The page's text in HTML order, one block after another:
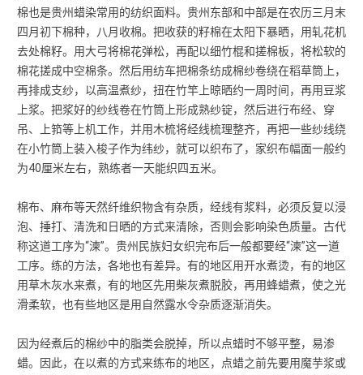
棉也是贵州蜡染常用的纺织面料。贵州东部和中部是在农历三月末
四月初下棉种，八月收棉。把收获的籽棉在太阳下暴晒，用轧花机
去处棉籽。用大弓将棉花弹松，再配以细竹棍和搓棉板，将松软的
棉花搓成中空棉条。然后用纺车把棉条纺成棉纱卷绕在稻草筒上，
再排成支纱，以高温煮纱，扭在竹竿上晾晒约一周时间，再用豆浆
上浆。把浆好的纱线卷在竹筒上形成熟纱锭，然后进行布经、穿
吊、上筘等上机工作，并用木梳将经线梳理整齐，再把一些纱线绕
在小竹筒上装入梭子作为纬纱，就可以织布了，家织布幅面一般约
为40厘米左右，熟练者一天能织四五米。
棉布、麻布等天然纤维织物含有杂质，经线有浆料，必须反复以浸
泡、捶打、清洗和日晒的方式来清除，否则会影响染色质量。古代
称这道工序为“湅”。贵州民族妇女织完布后一般都要经“湅”这一道
工序。练的方法，各地也有差异。有的地区用开水煮烫，有的地区
用草木灰水来煮，有的地区先用柴灰煮脱胶，再用蜂蜡煮，使之光
滑柔软，也有些地区是用自然露水令杂质逐渐消失。
因为经煮后的棉纱中的脂类会脱掉，所以点蜡时不够平整，易渗
蜡。因此，在以煮的方式来练布的地区，点蜡之前先要用魔芋浆或